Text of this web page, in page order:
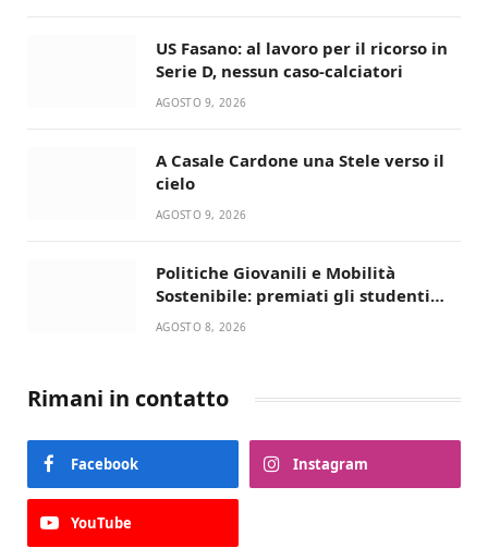
US Fasano: al lavoro per il ricorso in
Serie D, nessun caso-calciatori
AGOSTO 9, 2026
A Casale Cardone una Stele verso il
cielo
AGOSTO 9, 2026
Politiche Giovanili e Mobilità
Sostenibile: premiati gli studenti
universitari del bando “La strada
AGOSTO 8, 2026
Rimani in contatto
Facebook Instagram
YouTube